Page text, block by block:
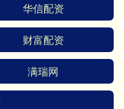
华信配资
财富配资
满瑞网